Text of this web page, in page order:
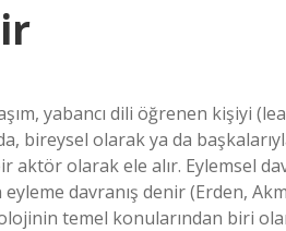
yabancı dili öğrenen kişiyi
bireysel olarak ya da
olarak ele alır. Eylemsel
davranış denir (Erden,
temel konularından biri